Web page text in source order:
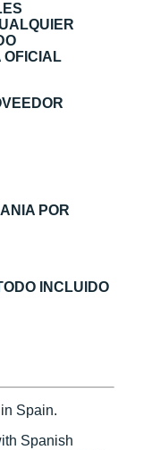
OFICIAL
POR
INCLUIDO
Spain.
Spanish